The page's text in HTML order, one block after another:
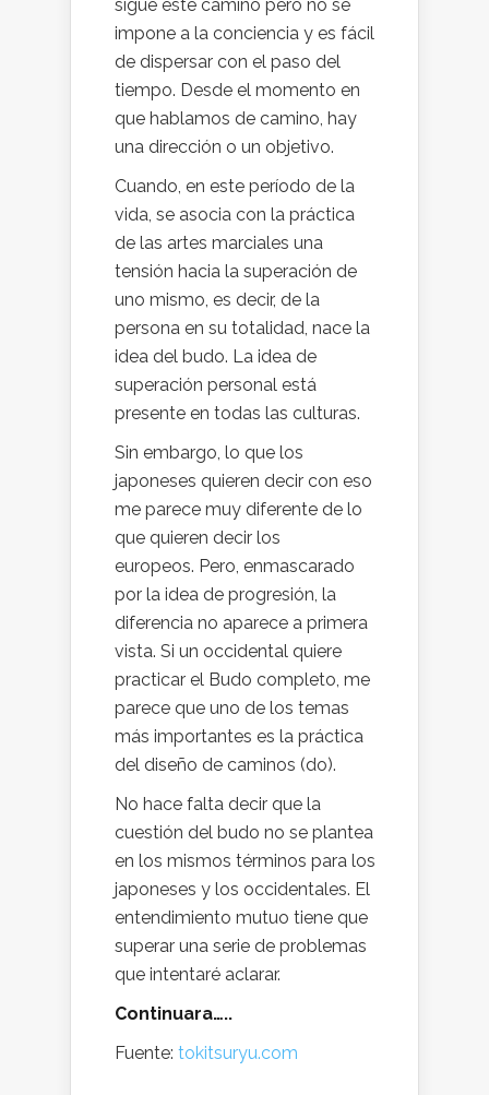
sigue este camino pero no se
impone a la conciencia y es fácil
de dispersar con el paso del
tiempo. Desde el momento en
que hablamos de camino, hay
una dirección o un objetivo.
Cuando, en este período de la
vida, se asocia con la práctica
de las artes marciales una
tensión hacia la superación de
uno mismo, es decir, de la
persona en su totalidad, nace la
idea del budo. La idea de
superación personal está
presente en todas las culturas.
Sin embargo, lo que los
japoneses quieren decir con eso
me parece muy diferente de lo
que quieren decir los
europeos. Pero, enmascarado
por la idea de progresión, la
diferencia no aparece a primera
vista. Si un occidental quiere
practicar el Budo completo, me
parece que uno de los temas
más importantes es la práctica
del diseño de caminos (do).
No hace falta decir que la
cuestión del budo no se plantea
en los mismos términos para los
japoneses y los occidentales. El
entendimiento mutuo tiene que
superar una serie de problemas
que intentaré aclarar.
Continuara…..
Fuente: tokitsuryu.com